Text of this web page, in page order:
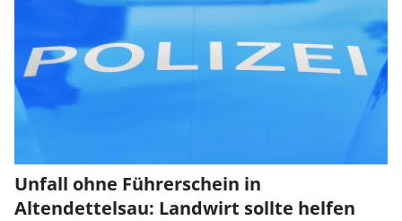
Unfall ohne Führerschein in
Altendettelsau: Landwirt sollte helfen